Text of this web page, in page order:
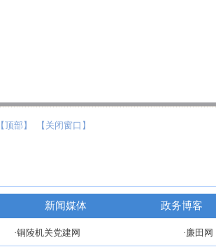
【顶部】 【关闭窗口】
新闻媒体 政务博客
·铜陵机关党建网 ·廉田网